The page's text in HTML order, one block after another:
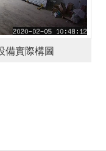
備實際構圖